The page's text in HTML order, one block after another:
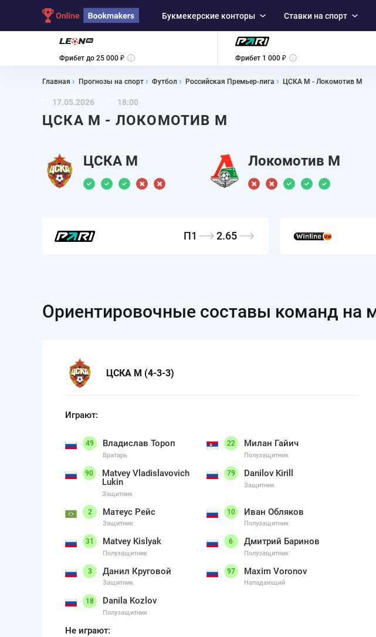
Букмекерские конторы Ставки на спорт
Фрибет до 25 000 ₽ Фрибет 1 000 ₽
Главная Прогнозы на спорт Футбол Российская Премьер-лига ЦСКА М - Локомотив М
17.05.2026 18:00
ЦСКА М - ЛОКОМОТИВ М
ЦСКА М Локомотив М
П1 2.65
Ориентировочные составы команд на
ЦСКА М (4-3-3)
Играют:
49 Владислав Тороп
Вратарь
22 Милан Гайич
Полузащитник
90
Matvey Vladislavovich
Lukin
Защитник
79 Danilov Kirill
Защитник
2 Матеус Рейс
Защитник
10 Иван Обляков
Полузащитник
31 Matvey Kislyak
Полузащитник
6 Дмитрий Баринов
Полузащитник
3 Данил Круговой
Защитник
97 Maxim Voronov
Нападающий
18 Danila Kozlov
Полузащитник
Не играют: